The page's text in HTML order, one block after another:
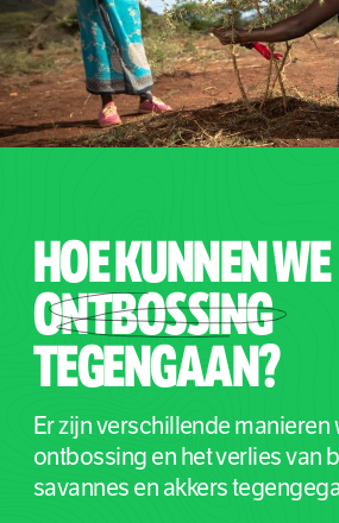
HOE KUNNEN WE
ONTBOSSING
TEGENGAAN?
Er zijn verschillende manieren
ontbossing en het verlies van
savannes en akkers